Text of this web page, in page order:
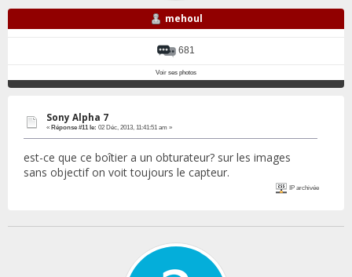
mehoul
681
Voir ses photos
Sony Alpha 7
« Réponse #11 le: 02 Déc, 2013, 11:41:51 am »
est-ce que ce boîtier a un obturateur? sur les images
sans objectif on voit toujours le capteur.
IP archivée